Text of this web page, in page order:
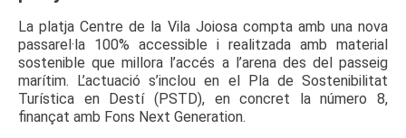
La platja Centre de la Vila Joiosa compta amb una nova
passarel·la 100% accessible i realitzada amb material
sostenible que millora l’accés a l’arena des del passeig
marítim. L’actuació s’inclou en el Pla de Sostenibilitat
Turística en Destí (PSTD), en concret la número 8,
finançat amb Fons Next Generation.